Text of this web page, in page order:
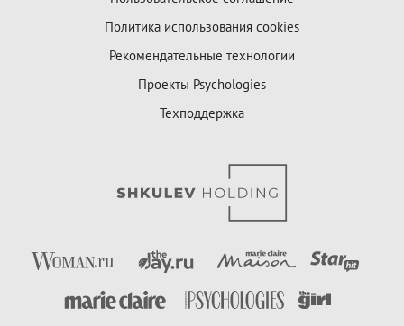
Политика использования cookies
Рекомендательные технологии
Проекты Psychologies
Техподдержка